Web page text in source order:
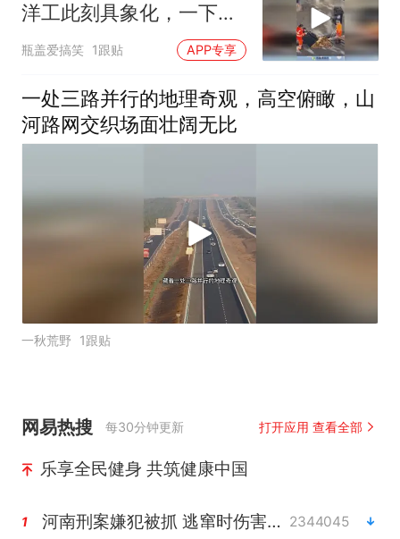
洋工此刻具象化，一下多
了工位！
瓶盖爱搞笑 1跟贴 APP专享
一处三路并行的地理奇观，高空俯瞰，山
河路网交织场面壮阔无比
一秋荒野 1跟贴
网易热搜 每30分钟更新 打开应用 查看全部
乐享全民健身 共筑健康中国
1 河南刑案嫌犯被抓 逃窜时伤害多人 2344045